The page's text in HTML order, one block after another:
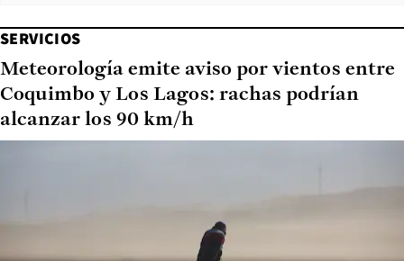
SERVICIOS
Meteorología emite aviso por vientos entre
Coquimbo y Los Lagos: rachas podrían
alcanzar los 90 km/h